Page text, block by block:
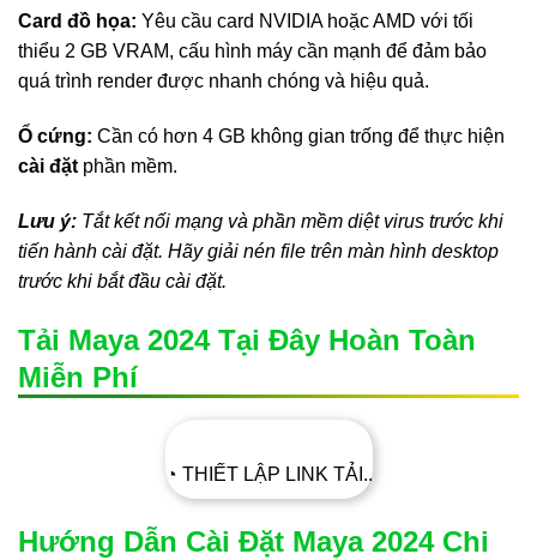
Card đồ họa: Yêu cầu card NVIDIA hoặc AMD với tối
thiểu 2 GB VRAM, cấu hình máy cần mạnh để đảm bảo
quá trình render được nhanh chóng và hiệu quả.
Ổ cứng: Cần có hơn 4 GB không gian trống để thực hiện
cài đặt phần mềm.
Lưu ý: Tắt kết nối mạng và phần mềm diệt virus trước khi
tiến hành cài đặt. Hãy giải nén file trên màn hình desktop
trước khi bắt đầu cài đặt.
Tải Maya 2024 Tại Đây Hoàn Toàn
Miễn Phí
◔ THIẾT LẬP LINK TẢI..
Hướng Dẫn Cài Đặt Maya 2024 Chi